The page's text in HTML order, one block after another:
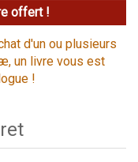
offert !
d'un ou plusieurs
un livre vous est
!